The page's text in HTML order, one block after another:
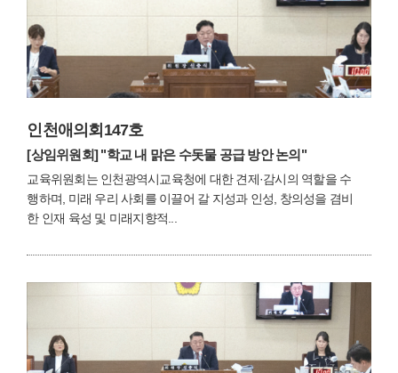
인천애의회147호
[상임위원회]"학교 내 맑은 수돗물 공급 방안 논의"
교육위원회는 인천광역시교육청에 대한 견제·감시의 역할을 수
행하며, 미래 우리 사회를 이끌어 갈 지성과 인성, 창의성을 겸비
한 인재 육성 및 미래지향적...